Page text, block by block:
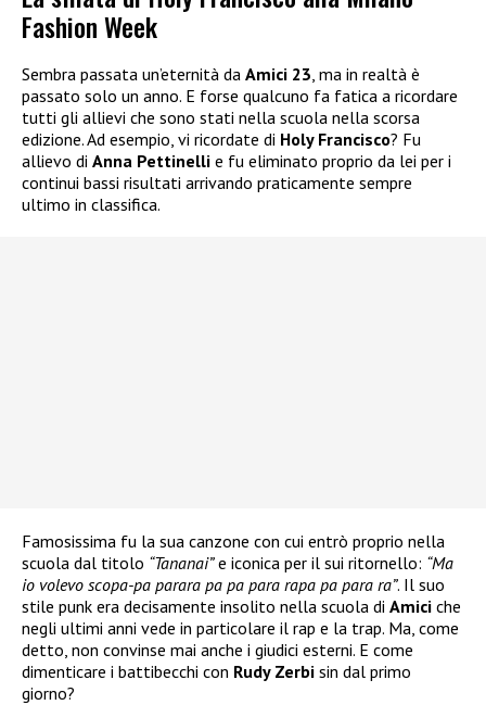
Fashion Week
Sembra passata un’eternità da Amici 23 , ma in realtà è
passato solo un anno. E forse qualcuno fa fatica a ricordare
tutti gli allievi che sono stati nella scuola nella scorsa
edizione. Ad esempio, vi ricordate di Holy Francisco? Fu
allievo di Anna Pettinelli e fu eliminato proprio da lei per i
continui bassi risultati arrivando praticamente sempre
ultimo in classifica.
Famosissima fu la sua canzone con cui entrò proprio nella
scuola dal titolo “Tananai”e iconica per il sui ritornello: “Ma
io volevo scopa-pa parara pa pa para rapa pa para ra”. Il suo
stile punk era decisamente insolito nella scuola di Amici che
negli ultimi anni vede in particolare il rap e la trap. Ma, come
detto, non convinse mai anche i giudici esterni. E come
dimenticare i battibecchi con Rudy Zerbi sin dal primo
giorno?